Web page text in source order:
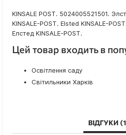
KINSALE POST. 5024005521501.
KINSALE-POST. Elsted KINSALE-
Елстед KINSALE-POST.
Цей товар входить в
Освітлення саду
Світильники Харків
ВІДГУКИ 1